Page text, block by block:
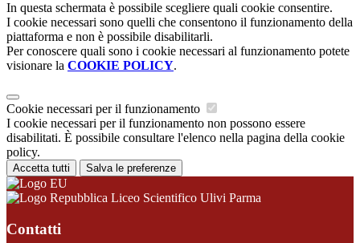
In questa schermata è possibile scegliere quali cookie consentire.
I cookie necessari sono quelli che consentono il funzionamento della
piattaforma e non è possibile disabilitarli.
Per conoscere quali sono i cookie necessari al funzionamento potete
visionare la COOKIE POLICY.
Cookie necessari per il funzionamento
I cookie necessari per il funzionamento non possono essere
disabilitati. È possibile consultare l'elenco nella pagina della cookie
policy.
Accetta tutti Salva le preferenze
Liceo Scientifico Ulivi Parma
Contatti